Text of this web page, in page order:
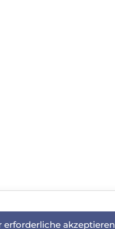
erforderliche akzeptieren